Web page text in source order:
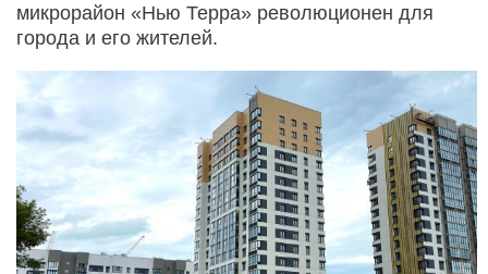
микрорайон «Нью Терра» революционен для
города и его жителей.